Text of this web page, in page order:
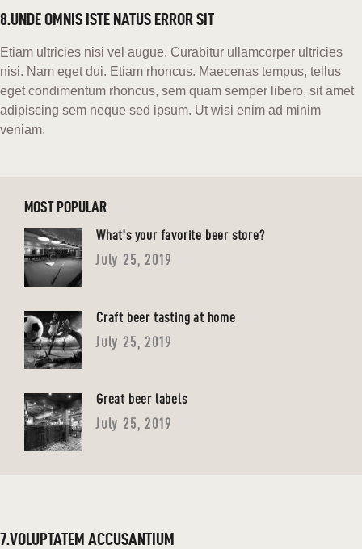
8.UNDE OMNIS ISTE NATUS ERROR SIT
Etiam ultricies nisi vel augue. Curabitur ullamcorper ultricies
nisi. Nam eget dui. Etiam rhoncus. Maecenas tempus, tellus
eget condimentum rhoncus, sem quam semper libero, sit amet
adipiscing sem neque sed ipsum. Ut wisi enim ad minim
veniam.
MOST POPULAR
What’s your favorite beer store?
July 25, 2019
Craft beer tasting at home
July 25, 2019
Great beer labels
July 25, 2019
7.VOLUPTATEM ACCUSANTIUM